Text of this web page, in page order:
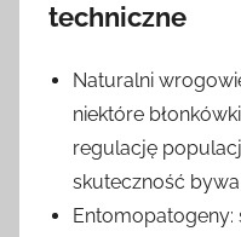
techniczne
Naturalni
niektóre
regulację
skuteczność
Entomopatogeny: